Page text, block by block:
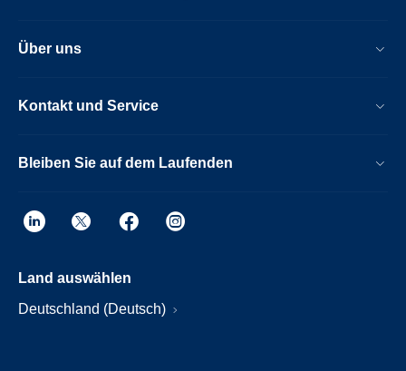
Über uns
Kontakt und Service
Bleiben Sie auf dem Laufenden
Land auswählen
Deutschland (Deutsch)